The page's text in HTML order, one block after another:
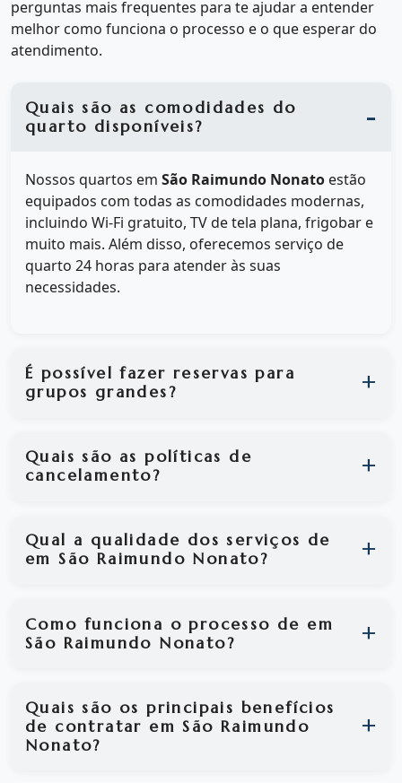
perguntas mais frequentes para te ajudar a entender
melhor como funciona o processo e o que esperar do
atendimento.
Quais são as comodidades do
quarto disponíveis?
Nossos quartos em São Raimundo Nonato estão
equipados com todas as comodidades modernas,
incluindo Wi-Fi gratuito, TV de tela plana, frigobar e
muito mais. Além disso, oferecemos serviço de
quarto 24 horas para atender às suas
necessidades.
É possível fazer reservas para
grupos grandes?
Quais são as políticas de
cancelamento?
Qual a qualidade dos serviços de
em São Raimundo Nonato?
Como funciona o processo de em
São Raimundo Nonato?
Quais são os principais benefícios
de contratar em São Raimundo
Nonato?